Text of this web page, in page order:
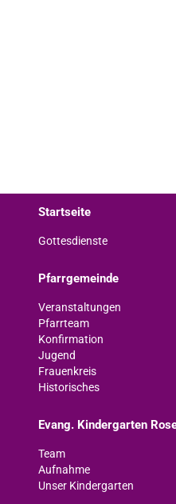
Startseite
Gottesdienste
Pfarrgemeinde
Veranstaltungen
Pfarrteam
Konfirmation
Jugend
Frauenkreis
Historisches
Evang. Kindergarten
Team
Aufnahme
Unser Kindergarten